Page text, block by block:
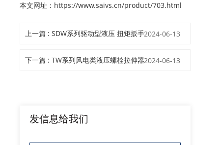
本文网址： https://www.saivs.cn/product/703.html
上一篇 : SDW系列驱动型液压 扭矩扳手2024-06-13
下一篇 : TW系列风电类液压螺栓拉伸器2024-06-13
发信息给我们